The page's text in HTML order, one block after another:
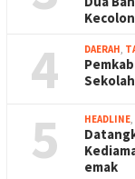
4 DAERAH,
5 HEADLINE,
emak